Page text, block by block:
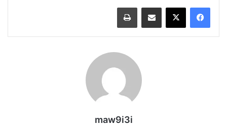
مشاركة عبر البريد طباعة
maw9i3i